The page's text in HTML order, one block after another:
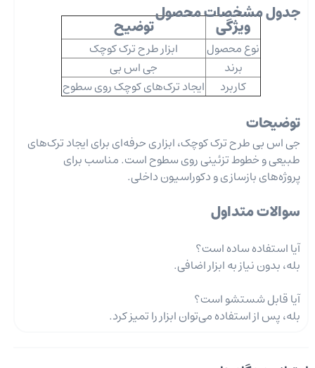
جدول مشخصات محصول
ویژگی توضیح
نوع محصول
ابزار طرح ترک کوچک
برند
جی اس بی
کاربرد
ایجاد ترک‌های کوچک روی سطوح
توضیحات
جی اس بی طرح ترک کوچک، ابزاری حرفه‌ای برای ایجاد ترک‌های
طبیعی و خطوط تزئینی روی سطوح است. مناسب برای
پروژه‌های بازسازی و دکوراسیون داخلی.
سوالات متداول
آیا استفاده ساده است؟
بله، بدون نیاز به ابزار اضافی.
آیا قابل شستشو است؟
بله، پس از استفاده می‌توان ابزار را تمیز کرد.